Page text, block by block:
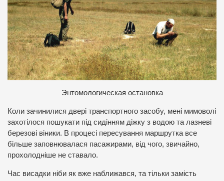
Энтомологическая остановка
Коли зачинилися двері транспортного засобу, мені мимоволі
захотілося пошукати під сидінням діжку з водою та лазневі
березові віники. В процесі пересування маршрутка все
більше заповнювалася пасажирами, від чого, звичайно,
прохолодніше не ставало.
Час висадки ніби як вже наближався, та тільки замість